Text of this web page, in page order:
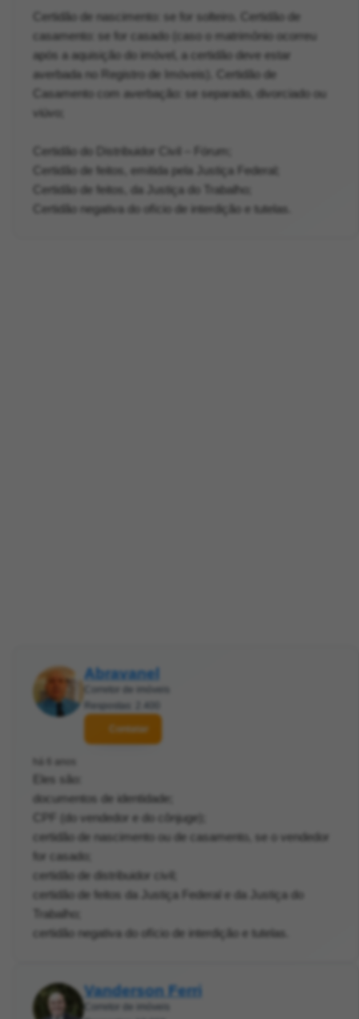
Certidão de nascimento: se for solteiro. Certidão de
casamento: se for casado (caso o matrimônio ocorreu
após a aquisição do imóvel, a certidão deve estar
averbada no Registro de Imóveis). Certidão de
Casamento com averbação: se separado, divorciado ou
viúvo;
Certidão do Distribuidor Civil – Fórum;
Certidão de feitos, emitida pela Justiça Federal;
Certidão de feitos, da Justiça do Trabalho;
Certidão negativa do ofício de interdição e tutelas.
Abravanel
Contatar
Eles são:
documentos de identidade;
CPF (do vendedor e do cônjuge);
certidão de nascimento ou de casamento, se o vendedor
for casado;
certidão de distribuidor civil;
certidão de feitos da Justiça Federal e da Justiça do
Trabalho;
certidão negativa do ofício de interdição e tutelas.
Vanderson Ferri